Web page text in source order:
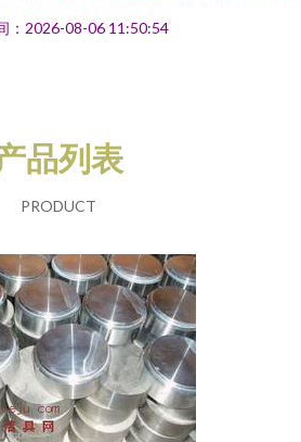
：2026-08-06 11:50:54
品列表
PRODUCT